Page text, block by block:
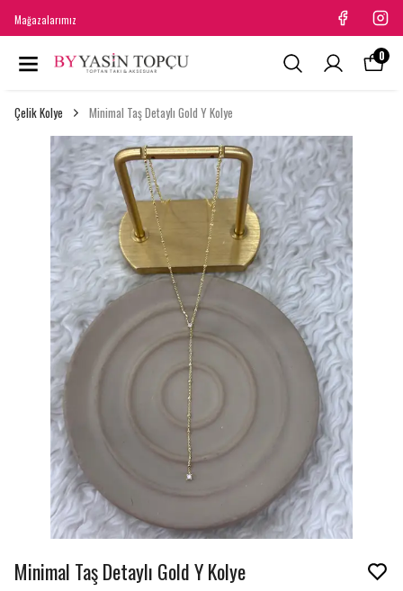
Mağazalarımız
0
Çelik Kolye Minimal Taş Detaylı Gold Y Kolye
Minimal Taş Detaylı Gold Y Kolye